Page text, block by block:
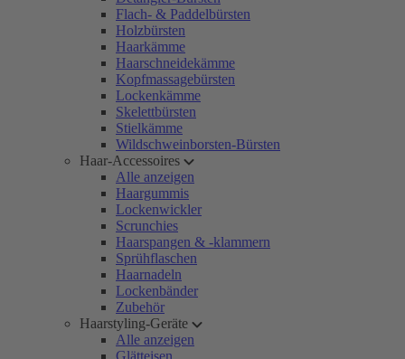
Flach- & Paddelbürsten
Holzbürsten
Haarkämme
Haarschneidekämme
Kopfmassagebürsten
Lockenkämme
Skelettbürsten
Stielkämme
Wildschweinborsten-Bürsten
Haar-Accessoires
Alle anzeigen
Haargummis
Lockenwickler
Scrunchies
Haarspangen & -klammern
Sprühflaschen
Haarnadeln
Lockenbänder
Zubehör
Haarstyling-Geräte
Alle anzeigen
Glätteisen